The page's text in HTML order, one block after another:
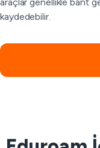
kaydedebilir.